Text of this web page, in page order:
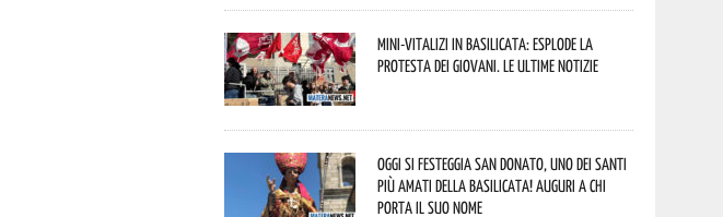
Mini-vitalizi in Basilicata: esplode la
protesta dei giovani. Le ultime notizie
Oggi si festeggia San Donato, uno dei Santi
più amati della Basilicata! Auguri a chi
porta il suo nome